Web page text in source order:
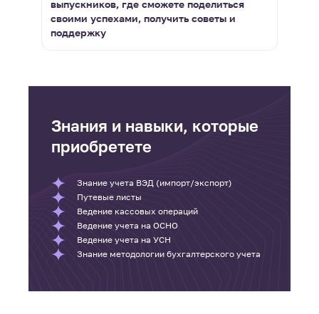
выпускников, где сможете поделиться
своими успехами, получить советы и
поддержку
Знания и навыки, которые
приобретете
Знание учета ВЭД (импорт/экспорт)
Путевые листы
Ведение кассовых операций
Ведение учета на ОСНО
Ведение учета на УСН
Знание методологии бухгалтерского учета